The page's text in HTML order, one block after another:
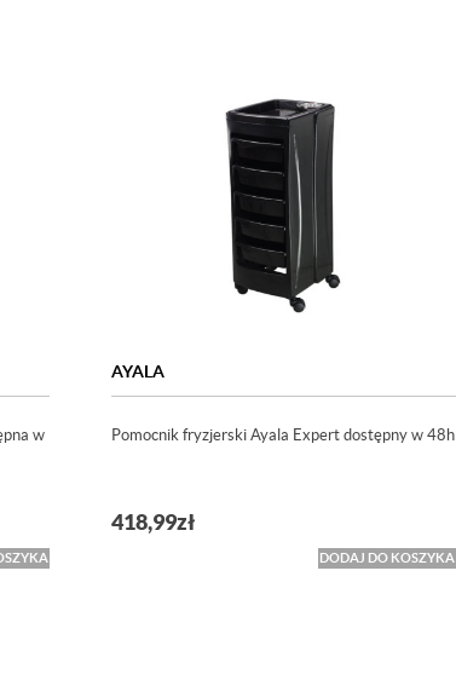
w
AYALA
Pomocnik fryzjerski Ayala Expert dostępny w 48h
418,99zł
DODAJ DO KOSZYKA